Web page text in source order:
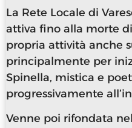
La Rete Locale di
attiva fino alla morte
propria attività anche
principalmente per
Spinella, mistica e
progressivamente
Venne poi rifondata